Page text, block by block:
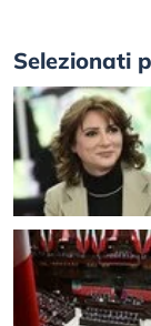
Selezionati